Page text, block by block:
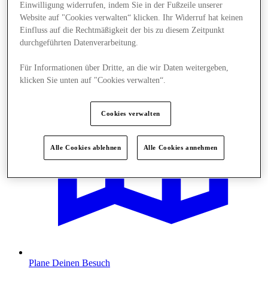
Angebote
Plane Deinen Besuch
Einwilligung widerrufen, indem Sie in der Fußzeile unserer
Website auf "Cookies verwalten“ klicken. Ihr Widerruf hat keinen
Einfluss auf die Rechtmäßigkeit der bis zu diesem Zeitpunkt
durchgeführten Datenverarbeitung.
Für Informationen über Dritte, an die wir Daten weitergeben,
klicken Sie unten auf "Cookies verwalten“.
Cookies verwalten
Alle Cookies ablehnen Alle Cookies annehmen